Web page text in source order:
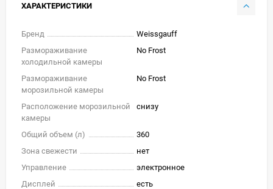
ХАРАКТЕРИСТИКИ
Бренд
Weissgauff
Размораживание
холодильной камеры
No Frost
Размораживание
морозильной камеры
No Frost
Расположение морозильной
камеры
снизу
Общий объем (л)
360
Зона свежести
нет
Управление
электронное
Дисплей
есть